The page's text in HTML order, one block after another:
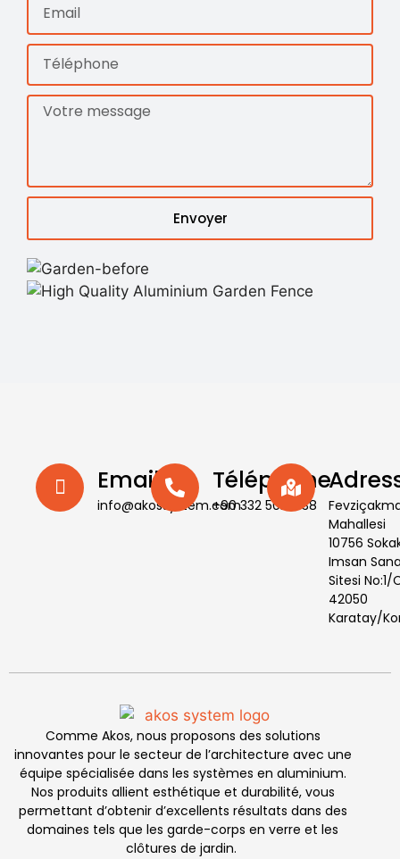
Envoyer
Email
info@akossystem.com
Téléphone
+90 332 502 11 38
Mahallesi
10756
Imsan
Sitesi No:1/
42050
Karatay/
Comme Akos, nous proposons des solutions
innovantes pour le secteur de l’architecture avec une
équipe spécialisée dans les systèmes en aluminium.
Nos produits allient esthétique et durabilité, vous
permettant d’obtenir d’excellents résultats dans des
domaines tels que les garde-corps en verre et les
clôtures de jardin.